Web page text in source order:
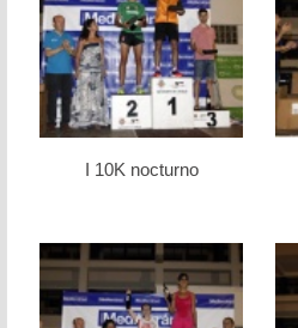
I 10K nocturno